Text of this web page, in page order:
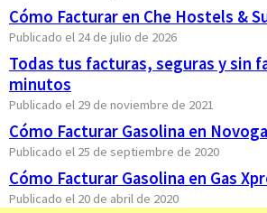
Cómo Facturar en Che Hostels &
Publicado el 24 de julio de 2026
Todas tus facturas, seguras y sin
minutos
Publicado el 29 de noviembre de 2021
Cómo Facturar Gasolina en
Publicado el 25 de septiembre de 2020
Cómo Facturar Gasolina en Gas
Publicado el 20 de abril de 2020